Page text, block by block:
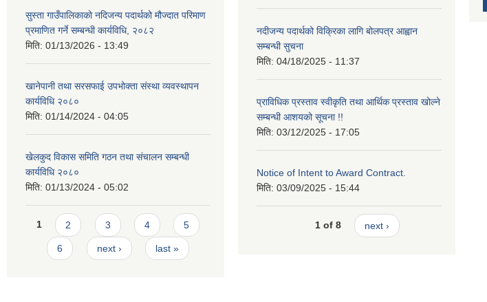
सुस्ता गाउँपालिकाको नदिजन्य पदार्थको मौज्दात परिमाण
प्रमाणित गर्ने सम्बन्धी कार्यविधि, २०८२
मिति: 01/13/2026 - 13:49
खानेपानी तथा सरसफाई उपभोक्ता संस्था व्यवस्थापन
कार्यविधि २०८०
मिति: 01/14/2024 - 04:05
खेलकुद विकास समिति गठन तथा संचालन सम्बन्धी
कार्यविधि २०८०
मिति: 01/13/2024 - 05:02
Pages
1 2 3 4 5
6 next › last »
नदीजन्य पदार्थको विक्रिका लागि बोलपत्र आह्वान
सम्बन्धी सुचना
मिति: 04/18/2025 - 11:37
प्राविधिक प्रस्ताव स्वीकृति तथा आर्थिक प्रस्ताव खोल्ने
सम्बन्धी आशयको सूचना !!
मिति: 03/12/2025 - 17:05
Notice of Intent to Award Contract.
मिति: 03/09/2025 - 15:44
1 of 8 next ›